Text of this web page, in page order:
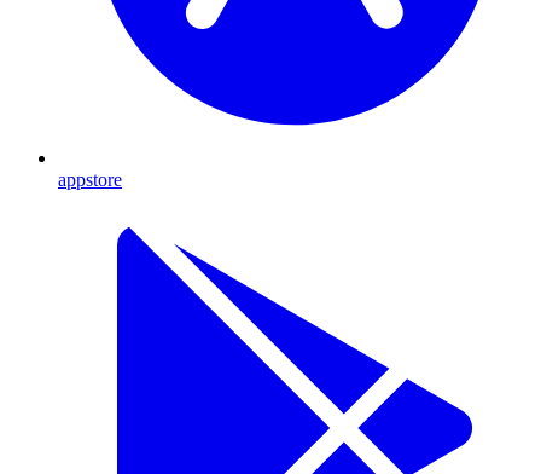
appstore